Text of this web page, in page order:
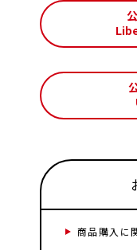
商品購入に